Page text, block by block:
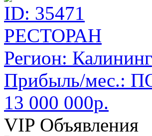
ID: 35471
РЕСТОРАН
Регион:
Прибыль/мес.:
13 000 000р.
VIP Объявления